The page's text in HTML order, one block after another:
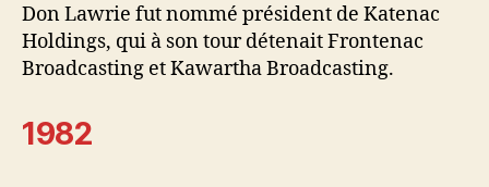
Don Lawrie fut nommé président de Katenac
Holdings, qui à son tour détenait Frontenac
Broadcasting et Kawartha Broadcasting.
1982